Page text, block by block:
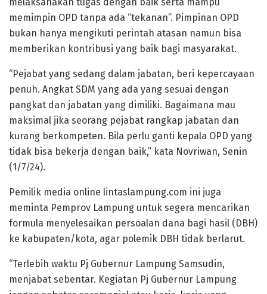
melaksanakan tugas dengan baik serta mampu
memimpin OPD tanpa ada “tekanan”. Pimpinan OPD
bukan hanya mengikuti perintah atasan namun bisa
memberikan kontribusi yang baik bagi masyarakat.
“Pejabat yang sedang dalam jabatan, beri kepercayaan
penuh. Angkat SDM yang ada yang sesuai dengan
pangkat dan jabatan yang dimiliki. Bagaimana mau
maksimal jika seorang pejabat rangkap jabatan dan
kurang berkompeten. Bila perlu ganti kepala OPD yang
tidak bisa bekerja dengan baik,” kata Novriwan, Senin
(1/7/24).
Pemilik media online lintaslampung.com ini juga
meminta Pemprov Lampung untuk segera mencarikan
formula menyelesaikan persoalan dana bagi hasil (DBH)
ke kabupaten/kota, agar polemik DBH tidak berlarut.
“Terlebih waktu Pj Gubernur Lampung Samsudin,
menjabat sebentar. Kegiatan Pj Gubernur Lampung